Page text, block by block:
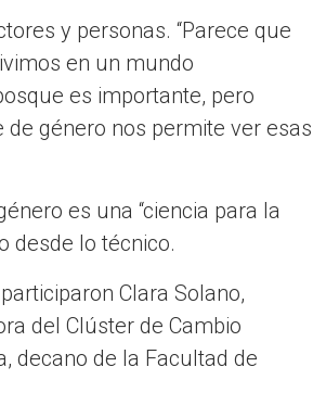
y personas. “Parece que
en un mundo
es importante, pero
género nos permite ver esas
es una “ciencia para la
desde lo técnico.
Clara Solano,
del Clúster de Cambio
decano de la Facultad de